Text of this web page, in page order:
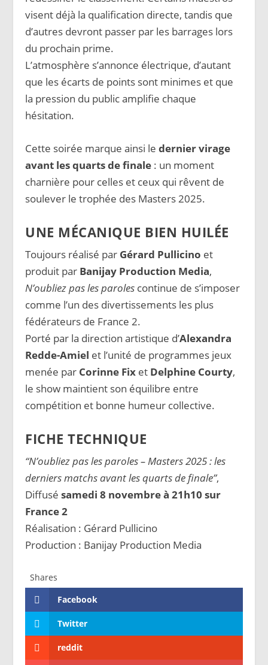
visent déjà la qualification directe, tandis que
d’autres devront passer par les barrages lors
du prochain prime.
L’atmosphère s’annonce électrique, d’autant
que les écarts de points sont minimes et que
la pression du public amplifie chaque
hésitation.
Cette soirée marque ainsi ledernier virage
avant les quarts de finale : un moment
charnière pour celles et ceux qui rêvent de
soulever le trophée des Masters 2025.
UNE MÉCANIQUE BIEN HUILÉE
Toujours réalisé par Gérard Pullicino et
produit par Banijay Production Media,
N’oubliez pas les paroles continue de s’imposer
comme l’un des divertissements les plus
fédérateurs de France 2.
Porté par la direction artistique d’Alexandra
Redde-Amiel et l’unité de programmes jeux
menée par Corinne Fix et Delphine Courty,
le show maintient son équilibre entre
compétition et bonne humeur collective.
FICHE TECHNIQUE
“N’oubliez pas les paroles – Masters 2025 : les
derniers matchs avant les quarts de finale”,
Diffusésamedi 8 novembre à 21h10 sur
France 2
Réalisation : Gérard Pullicino
Production : Banijay Production Media
Shares
Facebook
Twitter
reddit